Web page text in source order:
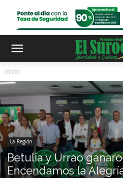
Inicio
La Región
Betulia y Urrao
Encendamos la